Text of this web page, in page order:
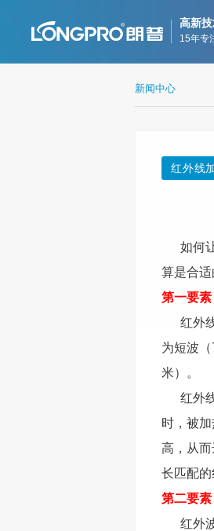
高新
15年专
新闻中心
红外线
如何让
算是合适
第一要素
红外线
为短波
米）。
红外线
时，被
高，从
长匹配的
第二要
红外波